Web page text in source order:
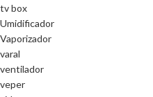
tv box
Umidificador
Vaporizador
varal
ventilador
veper